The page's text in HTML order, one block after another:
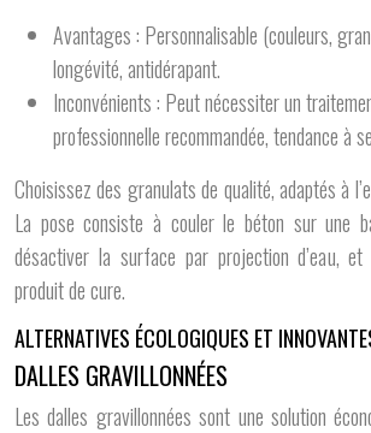
Avantages : Personnalisable (couleurs,
longévité, antidérapant.
Inconvénients : Peut nécessiter un
professionnelle recommandée, tendance à
Choisissez des granulats de qualité, adaptés à
La pose consiste à couler le béton sur une
désactiver la surface par projection d’eau,
produit de cure.
ALTERNATIVES ÉCOLOGIQUES ET
DALLES GRAVILLONNÉES
Les dalles gravillonnées sont une solution